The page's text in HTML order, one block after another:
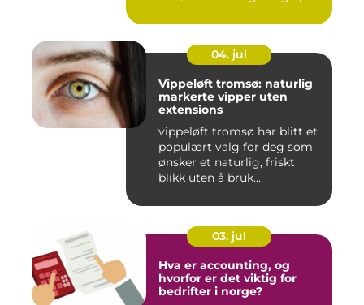
04. jul
Vippeløft tromsø: naturlig
markerte vipper uten
extensions
vippeløft tromsø har blitt et
populært valg for deg som
ønsker et naturlig, friskt
blikk uten å bruk...
03. jul
Hva er accounting, og
hvorfor er det viktig for
bedrifter i norge?